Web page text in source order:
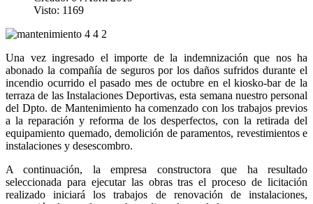
Visto: 1169
Una vez ingresado el importe de la indemnización que nos ha
abonado la compañía de seguros por los daños sufridos durante el
incendio ocurrido el pasado mes de octubre en el kiosko-bar de la
terraza de las Instalaciones Deportivas, esta semana nuestro personal
del Dpto. de Mantenimiento ha comenzado con los trabajos previos
a la reparación y reforma de los desperfectos, con la retirada del
equipamiento quemado, demolición de paramentos, revestimientos e
instalaciones y desescombro.
A continuación, la empresa constructora que ha resultado
seleccionada para ejecutar las obras tras el proceso de licitación
realizado iniciará los trabajos de renovación de instalaciones,